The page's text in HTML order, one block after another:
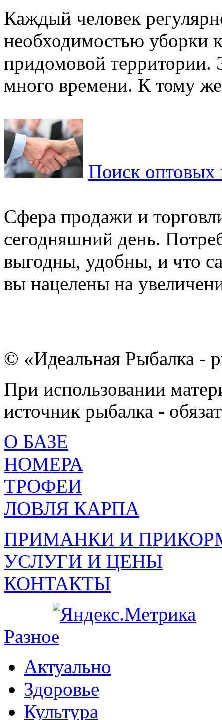
Каждый человек
необходимостью уборки
придомовой территории.
много времени. К тому
Поиск оптовых
Сфера продажи и
сегодняшний день.
выгодны, удобны, и что
вы нацелены на
© «Идеальная Рыбалка -
При использовании
источник рыбалка -
О БАЗЕ
НОМЕРА
ТРОФЕИ
ЛОВЛЯ КАРПА
ПРИМАНКИ И
УСЛУГИ И ЦЕНЫ
КОНТАКТЫ
Разное
Актуально
Здоровье
Культура